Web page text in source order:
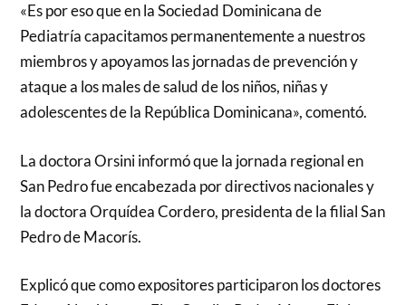
«Es por eso que en la Sociedad Dominicana de
Pediatría capacitamos permanentemente a nuestros
miembros y apoyamos las jornadas de prevención y
ataque a los males de salud de los niños, niñas y
adolescentes de la República Dominicana», comentó.
La doctora Orsini informó que la jornada regional en
San Pedro fue encabezada por directivos nacionales y
la doctora Orquídea Cordero, presidenta de la filial San
Pedro de Macorís.
Explicó que como expositores participaron los doctores